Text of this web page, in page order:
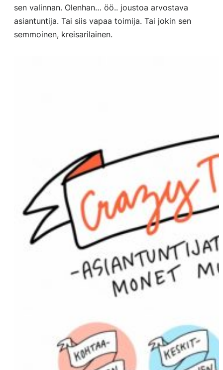
sen valinnan. Olenhan… öö.. joustoa arvostava
asiantuntija. Tai siis vapaa toimija. Tai jokin sen
semmoinen, kreisarilainen.